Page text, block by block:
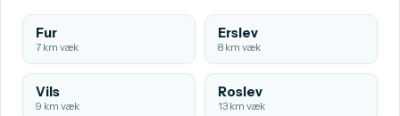
Fur
7 km væk
Erslev
8 km væk
Vils
9 km væk
Roslev
13 km væk